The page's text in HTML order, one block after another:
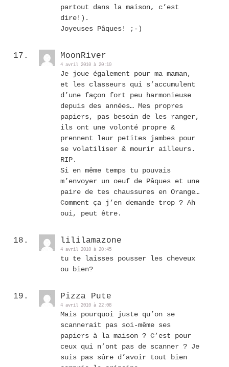
partout dans la maison, c’est
dire!).
Joyeuses Pâques! ;-)
MoonRiver
4 avril 2010 à 20:10
Je joue également pour ma maman,
et les classeurs qui s’accumulent
d’une façon fort peu harmonieuse
depuis des années… Mes propres
papiers, pas besoin de les ranger,
ils ont une volonté propre &
prennent leur petites jambes pour
se volatiliser & mourir ailleurs.
RIP.
Si en même temps tu pouvais
m’envoyer un oeuf de Pâques et une
paire de tes chaussures en Orange…
Comment ça j’en demande trop ? Ah
oui, peut être.
lililamazone
4 avril 2010 à 20:45
tu te laisses pousser les cheveux
ou bien?
Pizza Pute
4 avril 2010 à 22:08
Mais pourquoi juste qu’on se
scannerait pas soi-même ses
papiers à la maison ? C’est pour
ceux qui n’ont pas de scanner ? Je
suis pas sûre d’avoir tout bien